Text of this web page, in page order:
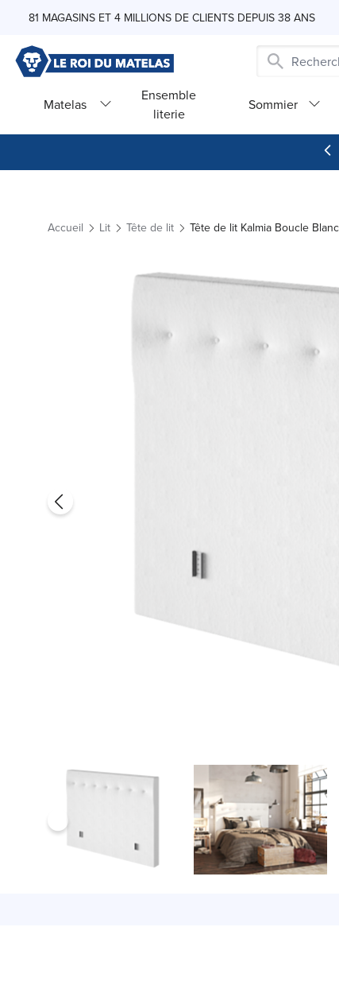
81 MAGASINS ET 4 MILLIONS DE CLIENTS DEPUIS 38 ANS
Matelas
Ensemble
literie
Sommier
Accueil Lit Tête de lit Tête de lit Kalmia Boucle